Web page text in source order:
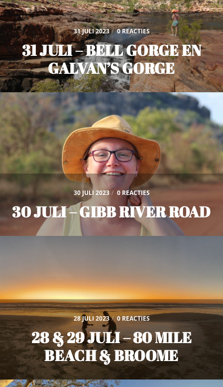
31 JULI 2023 / 0 REACTIES
31 JULI – BELL GORGE EN
GALVAN’S GORGE
30 JULI 2023 / 0 REACTIES
30 JULI – GIBB RIVER ROAD
28 JULI 2023 / 0 REACTIES
28 & 29 JULI – 80 MILE
BEACH & BROOME